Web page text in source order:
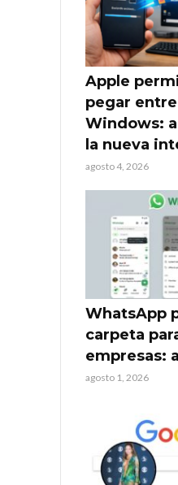
Apple
pegar
Windows:
la nueva
agosto 4, 2026
WhatsApp
carpeta
empresas:
agosto 1, 2026